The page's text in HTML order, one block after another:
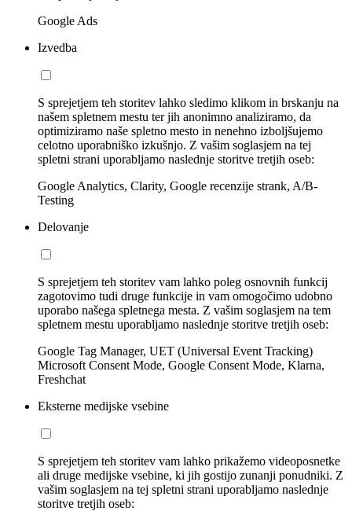
Google Ads
Izvedba
S sprejetjem teh storitev lahko sledimo klikom in brskanju na
našem spletnem mestu ter jih anonimno analiziramo, da
optimiziramo naše spletno mesto in nenehno izboljšujemo
celotno uporabniško izkušnjo. Z vašim soglasjem na tej
spletni strani uporabljamo naslednje storitve tretjih oseb:
Google Analytics, Clarity, Google recenzije strank, A/B-
Testing
Delovanje
S sprejetjem teh storitev vam lahko poleg osnovnih funkcij
zagotovimo tudi druge funkcije in vam omogočimo udobno
uporabo našega spletnega mesta. Z vašim soglasjem na tem
spletnem mestu uporabljamo naslednje storitve tretjih oseb:
Google Tag Manager, UET (Universal Event Tracking)
Microsoft Consent Mode, Google Consent Mode, Klarna,
Freshchat
Eksterne medijske vsebine
S sprejetjem teh storitev vam lahko prikažemo videoposnetke
ali druge medijske vsebine, ki jih gostijo zunanji ponudniki. Z
vašim soglasjem na tej spletni strani uporabljamo naslednje
storitve tretjih oseb: